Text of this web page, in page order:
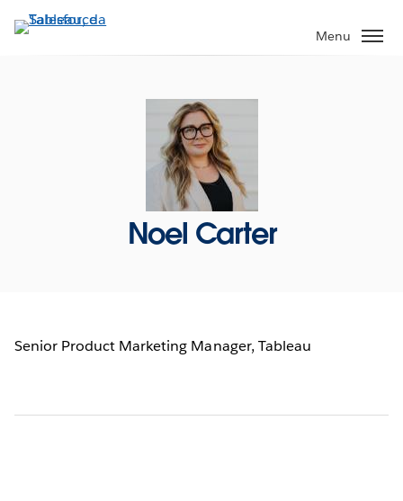
Pular
para
Menu
Noel Carter
Senior Product Marketing Manager, Tableau